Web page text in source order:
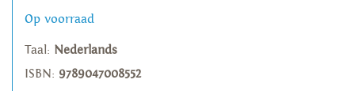
Op voorraad
Taal: Nederlands
ISBN: 9789047008552